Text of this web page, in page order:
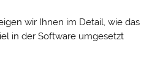
wir Ihnen im Detail, wie das
in der Software umgesetzt